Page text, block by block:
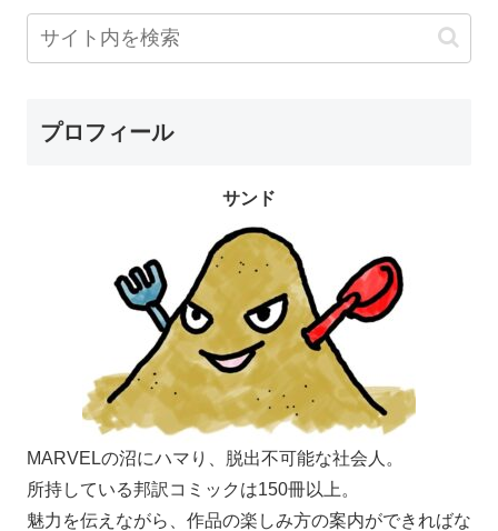
プロフィール
サンド
MARVELの沼にハマり、脱出不可能な社会人。
所持している邦訳コミックは150冊以上。
魅力を伝えながら、作品の楽しみ方の案内ができればな